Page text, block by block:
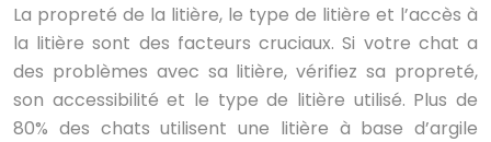
La propreté de la litière, le type de litière et l’accès à
la litière sont des facteurs cruciaux. Si votre chat a
des problèmes avec sa litière, vérifiez sa propreté,
son accessibilité et le type de litière utilisé. Plus de
80% des chats utilisent une litière à base d’argile